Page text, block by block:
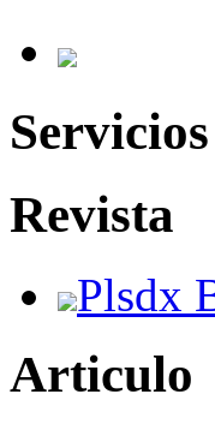
Revista
Plsdx
Articulo